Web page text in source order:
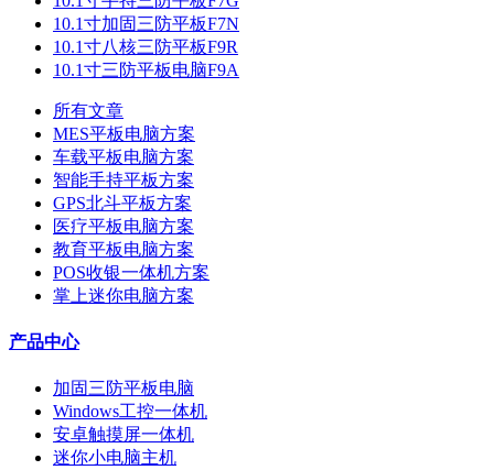
10.1寸加固三防平板F7N
10.1寸八核三防平板F9R
10.1寸三防平板电脑F9A
所有文章
MES平板电脑方案
车载平板电脑方案
智能手持平板方案
GPS北斗平板方案
医疗平板电脑方案
教育平板电脑方案
POS收银一体机方案
掌上迷你电脑方案
产品中心
加固三防平板电脑
Windows工控一体机
安卓触摸屏一体机
迷你小电脑主机